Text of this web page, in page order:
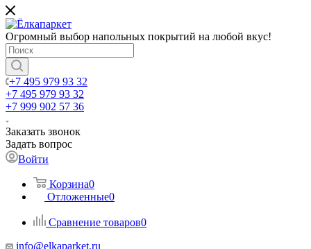
Огромный выбор напольных покрытий на любой вкус!
+7 495 979 93 32
+7 495 979 93 32
+7 999 902 57 36
Заказать звонок
Задать вопрос
Войти
Корзина0
Отложенные0
Сравнение товаров0
info@elkaparket.ru